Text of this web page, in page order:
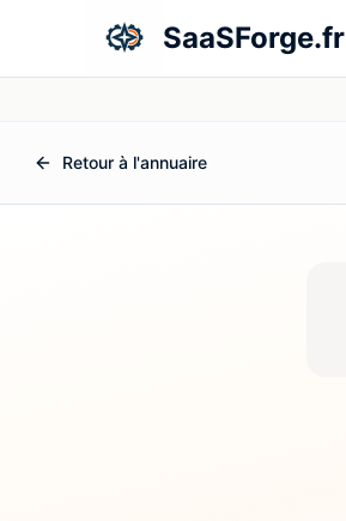
Aller au contenu principalSaaSForge.fr
Retour à l'annuaire